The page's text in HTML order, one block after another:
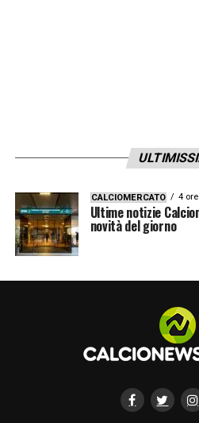
CALCIOMERCATO 4
Ultime notizie
novità del giorno